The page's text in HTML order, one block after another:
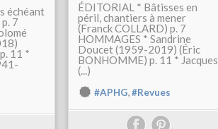
ÉDITORIAL * Bâtisses en
péril, chantiers à mener
(Franck COLLARD) p. 7
HOMMAGES * Sandrine
Doucet (1959-2019) (Éric
BONHOMME) p. 11 * Jacques
(...)
#APHG,#Revues
échéant
7
11 *